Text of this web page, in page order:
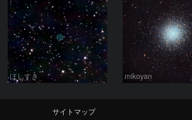
ほしすき mikoyan
サイトマップ